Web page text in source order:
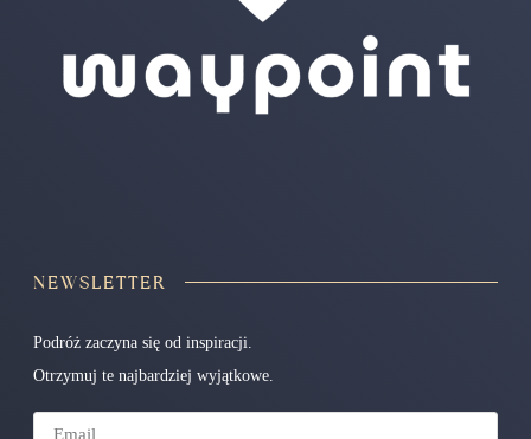
NEWSLETTER
Podróż zaczyna się od inspiracji.
Otrzymuj te najbardziej wyjątkowe.